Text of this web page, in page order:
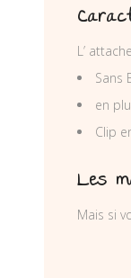
L’
Sans
en
Clip
Les
Mais si